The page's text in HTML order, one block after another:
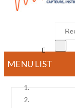

MENU LIST